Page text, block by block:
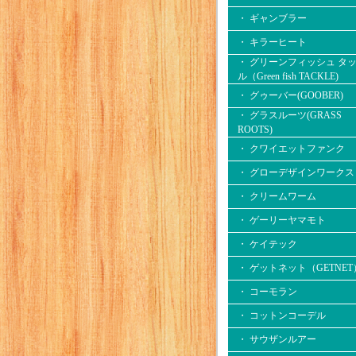
・ ギャンブラー
・ キラーヒート
・ グリーンフィッシュ タ
ル（Green fish TACKLE)
・ グゥーバー(GOOBER)
・ グラスルーツ(GRASS
ROOTS)
・ クワイエットファンク
・ グローデザインワークス
・ クリームワーム
・ ゲーリーヤマモト
・ ケイテック
・ ゲットネット（GETNET
・ コーモラン
・ コットンコーデル
・ サウザンルアー